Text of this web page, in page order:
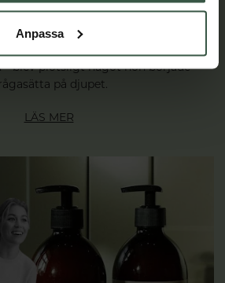
Anpassa
drabbades av hormonell obalans
på vardagliga produkter i grunden.
– blev plötsligt något hon började
på djupet.
LÄS MER